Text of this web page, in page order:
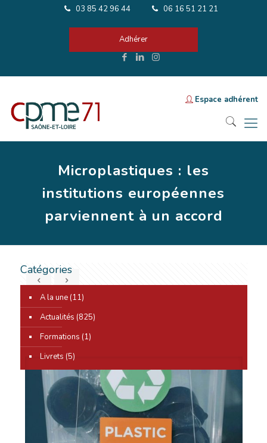
03 85 42 96 44 06 16 51 21 21
Adhérer
Espace adhérent
Microplastiques : les
institutions européennes
parviennent à un accord
0
Catégories
A la une(11)
Actualités (825)
Formations (1)
Livrets (5)